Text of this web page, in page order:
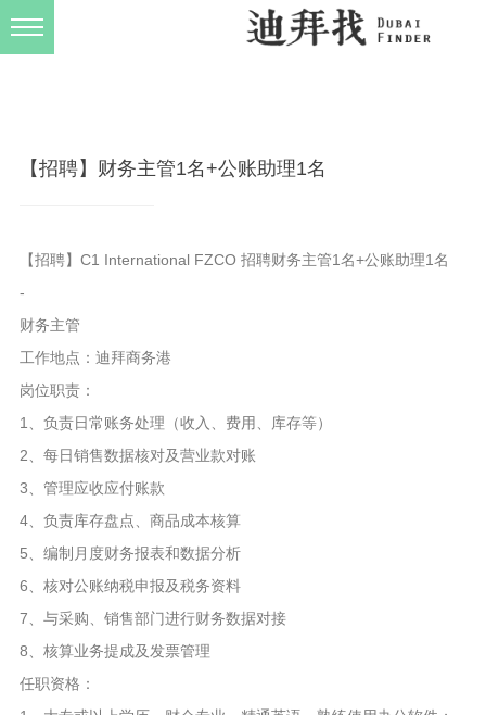
【招聘】财务主管1名+公账助理1名
【招聘】C1 International FZCO 招聘财务主管1名+公账助理1名
-
财务主管
工作地点：迪拜商务港
岗位职责：
1、负责日常账务处理（收入、费用、库存等）
2、每日销售数据核对及营业款对账
3、管理应收应付账款
4、负责库存盘点、商品成本核算
5、编制月度财务报表和数据分析
6、核对公账纳税申报及税务资料
7、与采购、销售部门进行财务数据对接
8、核算业务提成及发票管理
任职资格：